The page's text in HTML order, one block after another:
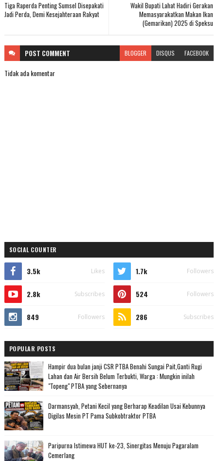
Wakil Bupati Lahat Hadiri Gerakan
Memasyarakatkan Makan Ikan
(Gemarikan) 2025 di Speksu
Tiga Raperda Penting Sumsel Disepakati
Jadi Perda, Demi Kesejahteraan Rakyat
POST COMMENT BLOGGER DISQUS FACEBOOK
Tidak ada komentar
SOCIAL COUNTER
3.5k Likes 1.7k Followers
2.8k Subscribes 524 Followers
849 Followers 286 Subscribes
POPULAR POSTS
Hampir dua bulan janji CSR PTBA Benahi Sungai Pait,Ganti Rugi
Lahan dan Air Bersih Belum Terbukti, Warga : Mungkin inilah
"Topeng" PTBA yang Sebernanya
Darmansyah, Petani Kecil yang Berharap Keadilan Usai Kebunnya
Digilas Mesin PT Pama Subkobtraktor PTBA
Paripurna Istimewa HUT ke-23, Sinergitas Menuju Pagaralam
Cemerlang